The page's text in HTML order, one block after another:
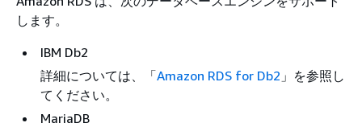
します。
IBM Db2
詳細については、「Amazon RDS for Db2 」を参照し
てください。
MariaDB